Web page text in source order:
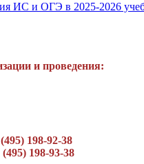
ИС и ОГЭ в 2025-2026
и проведения:
198-92-38
198-93-38